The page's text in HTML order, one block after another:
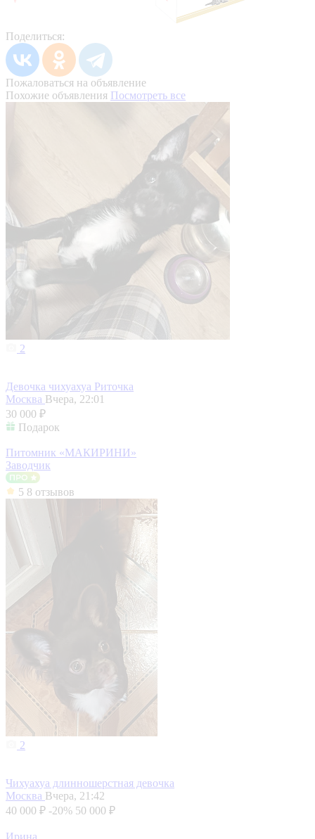
Поделиться:
Пожаловаться на объявление
Похожие объявления Посмотреть все
2
Девочка чихуахуа Риточка
Москва Вчера, 22:01
30 000 ₽
Подарок
Питомник «МАКИРИНИ»
Заводчик
5 8 отзывов
2
Чихуахуа длинношерстная девочка
Москва Вчера, 21:42
40 000 ₽ -20% 50 000 ₽